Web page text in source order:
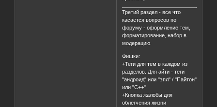
Третий раздел - все что
касается вопросов по
форуму - оформление тем,
форматирование, набор в
модерацию.
Фишки:
+Теги для тем в каждом из
разделов. Для айти - теги
"андроид" или "эпл" / "Пайтон"
или "С++"
+Кнопка жалобы для
облегчения жизни